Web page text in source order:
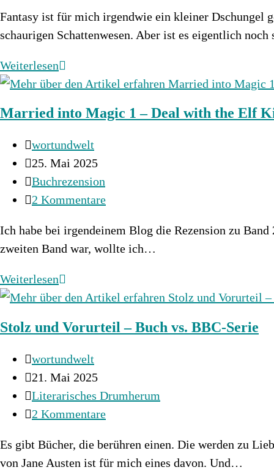
Fantasy ist für mich irgendwie ein kleiner Dschungel
schaurigen Schattenwesen. Aber ist es eigentlich
WeiterlesenIm
Dschungel
Fantasy
Married into Magic 1 – Deal with the Elf
Beitrags-
Autor:
wortundwelt
Beitrag
veröffentlicht:
25. Mai 2025
Beitrags-
Kategorie:
Buchrezension
Beitrags-
2 Kommentare
Ich habe bei irgendeinem Blog die Rezension zu
zweiten Band war, wollte ich…
WeiterlesenMarried
into
1
Deal
with
King
Stolz und Vorurteil – Buch vs. BBC-Serie
Beitrags-
Autor:
wortundwelt
Beitrag
veröffentlicht:
21. Mai 2025
Beitrags-
Kategorie:
Literarisches Drumherum
Beitrags-
2 Kommentare
Es gibt Bücher, die berühren einen. Die werden zu
von Jane Austen ist für mich eines davon. Und…